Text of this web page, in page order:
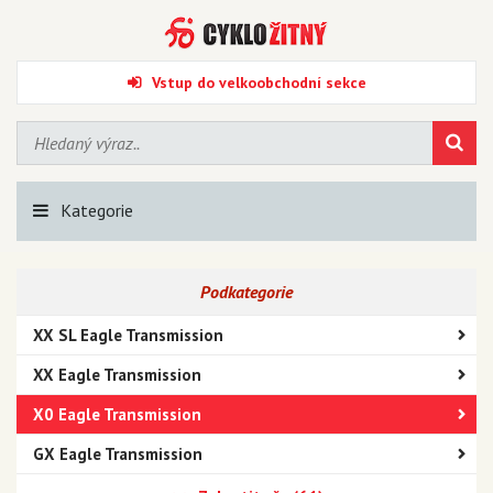
Vstup do velkoobchodní sekce
Kategorie
Podkategorie
XX SL Eagle Transmission
XX Eagle Transmission
X0 Eagle Transmission
GX Eagle Transmission